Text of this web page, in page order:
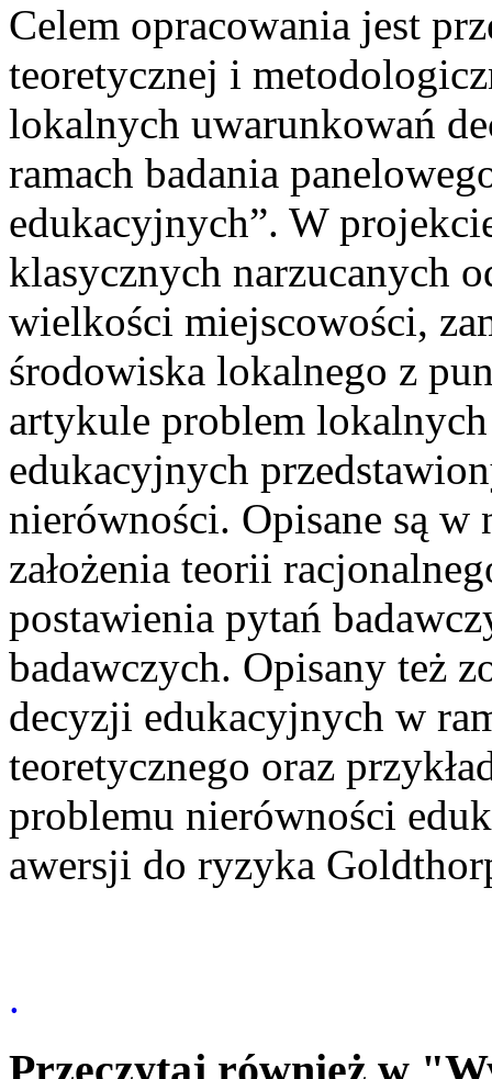
Celem opracowania jest
teoretycznej i
lokalnych uwarunkowań
ramach badania
edukacyjnych”. W
klasycznych narzucanych
wielkości miejscowości,
środowiska lokalnego z
artykule problem
edukacyjnych
nierówności. Opisane są
założenia teorii
postawienia pytań
badawczych. Opisany też
decyzji edukacyjnych w
teoretycznego oraz
problemu nierówności
awersji do ryzyka
.